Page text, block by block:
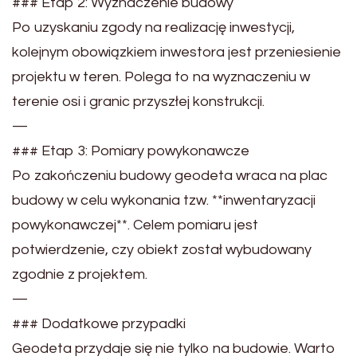
Po uzyskaniu zgody na realizację inwestycji,
kolejnym obowiązkiem inwestora jest przeniesienie
projektu w teren. Polega to na wyznaczeniu w
terenie osi i granic przyszłej konstrukcji.
—
### Etap 3: Pomiary powykonawcze
Po zakończeniu budowy geodeta wraca na plac
budowy w celu wykonania tzw. **inwentaryzacji
powykonawczej**. Celem pomiaru jest
potwierdzenie, czy obiekt został wybudowany
zgodnie z projektem.
—
### Dodatkowe przypadki
Geodeta przydaje się nie tylko na budowie. Warto